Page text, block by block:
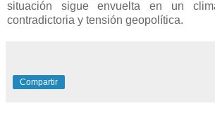
situación sigue envuelta en un
contradictoria y tensión geopolítica.
Compartir